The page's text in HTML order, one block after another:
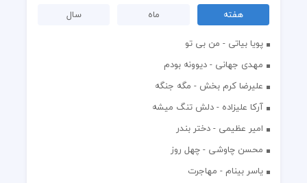
هفته ماه
سال
پویا بیاتی - من بی تو
مهدی جهانی - دیوونه بودم
علیرضا کرم بخش - مگه جنگه
آرکا علیزاده - دلش تنگ میشه
امیر عظیمی - دختر بندر
محسن چاوشی - چهل روز
یاسر بینام - مهاجرت